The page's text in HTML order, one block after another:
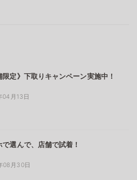
限定》下取りキャンペーン実施中！
04月13日
で選んで、店舗で試着！
08月30日